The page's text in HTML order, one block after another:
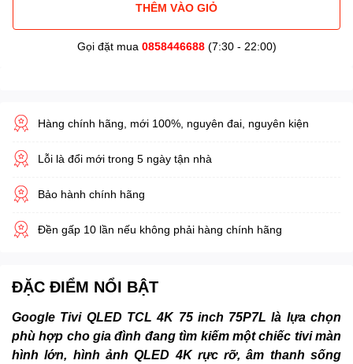
THÊM VÀO GIỎ
Gọi đặt mua 0858446688(7:30 - 22:00)
Hàng chính hãng, mới 100%, nguyên đai, nguyên kiện
Lỗi là đổi mới trong 5 ngày tận nhà
Bảo hành chính hãng
Đền gấp 10 lần nếu không phải hàng chính hãng
ĐẶC ĐIỂM NỔI BẬT
Google Tivi QLED TCL 4K 75 inch 75P7L là lựa chọn
phù hợp cho gia đình đang tìm kiếm một chiếc tivi màn
hình lớn, hình ảnh QLED 4K rực rỡ, âm thanh sống